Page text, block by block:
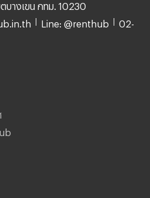
บางเขน กทม. 10230
Line: @renthub 02-